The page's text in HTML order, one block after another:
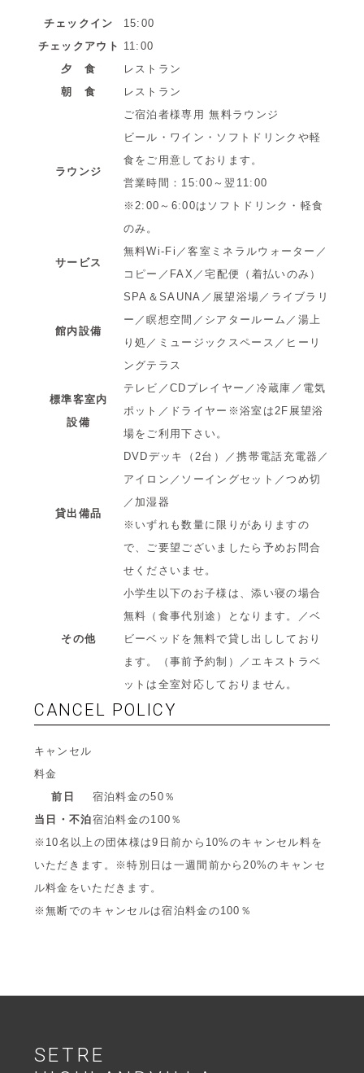
チェックイン
15:00
チェックアウト 11:00
夕 食
レストラン
朝 食
レストラン
ラウンジ
ご宿泊者様専用 無料ラウンジ
ビール・ワイン・ソフトドリンクや軽
食をご用意しております。
営業時間：15:00～翌11:00
※2:00～6:00はソフトドリンク・軽食
のみ。
サービス
無料Wi-Fi／客室ミネラルウォーター／
コピー／FAX／宅配便（着払いのみ）
館内設備
SPA＆SAUNA／展望浴場／ライブラリ
ー／瞑想空間／シアタールーム／湯上
り処／ミュージックスペース／ヒーリ
ングテラス
標準客室内
設備
テレビ／CDプレイヤー／冷蔵庫／電気
ポット／ドライヤー※浴室は2F展望浴
場をご利用下さい。
貸出備品
DVDデッキ（2台）／携帯電話充電器／
アイロン／ソーイングセット／つめ切
／加湿器
※いずれも数量に限りがありますの
で、ご要望ございましたら予めお問合
せくださいませ。
その他
小学生以下のお子様は、添い寝の場合
無料（食事代別途）となります。／ベ
ビーベッドを無料で貸し出ししており
ます。（事前予約制）／エキストラベ
ットは全室対応しておりません。
CANCEL POLICY
キャンセル
料金
前日
宿泊料金の50％
当日・不泊宿泊料金の100％
※10名以上の団体様は9日前から10%のキャンセル料を
いただきます。※特別日は一週間前から20%のキャンセ
ル料金をいただきます。
※無断でのキャンセルは宿泊料金の100％
SETRE